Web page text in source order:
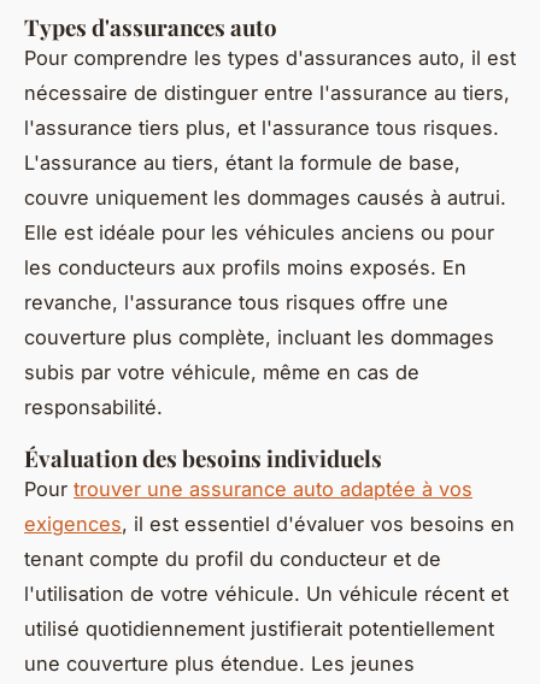
Types d'assurances auto
Pour comprendre les types d'assurances auto, il est
nécessaire de distinguer entre l'assurance au tiers,
l'assurance tiers plus, et l'assurance tous risques.
L'assurance au tiers, étant la formule de base,
couvre uniquement les dommages causés à autrui.
Elle est idéale pour les véhicules anciens ou pour
les conducteurs aux profils moins exposés. En
revanche, l'assurance tous risques offre une
couverture plus complète, incluant les dommages
subis par votre véhicule, même en cas de
responsabilité.
Évaluation des besoins individuels
Pour trouver une assurance auto adaptée à vos
exigences, il est essentiel d'évaluer vos besoins en
tenant compte du profil du conducteur et de
l'utilisation de votre véhicule. Un véhicule récent et
utilisé quotidiennement justifierait potentiellement
une couverture plus étendue. Les jeunes